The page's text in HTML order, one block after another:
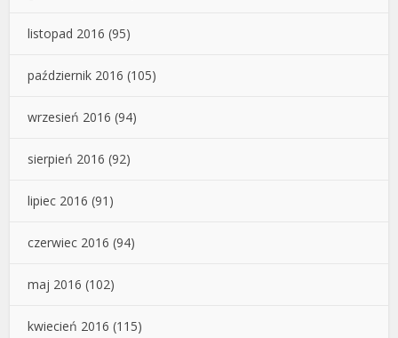
listopad 2016 (95)
październik 2016 (105)
wrzesień 2016 (94)
sierpień 2016 (92)
lipiec 2016 (91)
czerwiec 2016 (94)
maj 2016 (102)
kwiecień 2016 (115)